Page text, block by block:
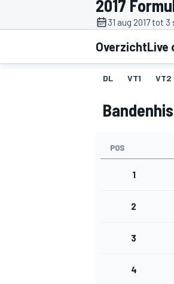
2017
31 aug 2017 tot 3
OverzichtLive
DL VT1 VT2
POS
1
2
3
4